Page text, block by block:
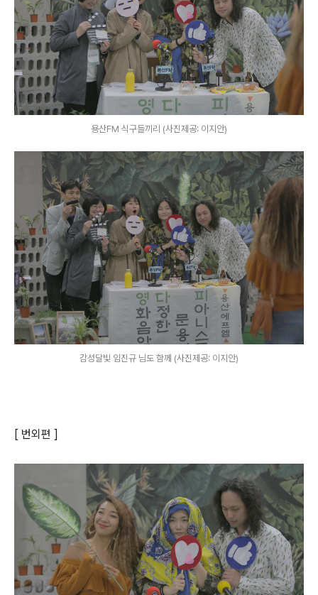
용산FM 식구들끼리 (사진제공: 이지안)
감성달빛 임진규 님도 함께 (사진제공: 이지안)
[ 번외편 ]